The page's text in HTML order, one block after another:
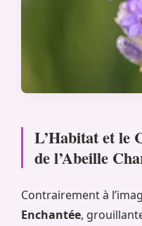
L’Habitat et le
de l’Abeille
Contrairement à
Enchantée,